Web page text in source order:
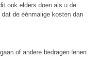
ook elders doen als u de
de éénmalige kosten dan
of andere bedragen lenen